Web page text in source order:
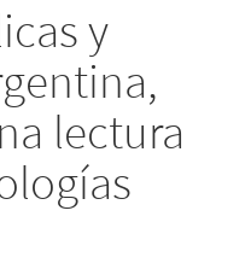
y
lectura